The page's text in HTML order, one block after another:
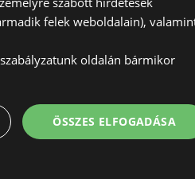
dm
Lackner
További
A(z)
felek weboldalain),
oldalán bármikor
ÖSSZES ELFOGADÁSA